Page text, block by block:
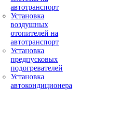
автотранспорт
Установка
воздушных
отопителей на
автотранспорт
Установка
предпусковых
подогревателей
Установка
автокондиционера